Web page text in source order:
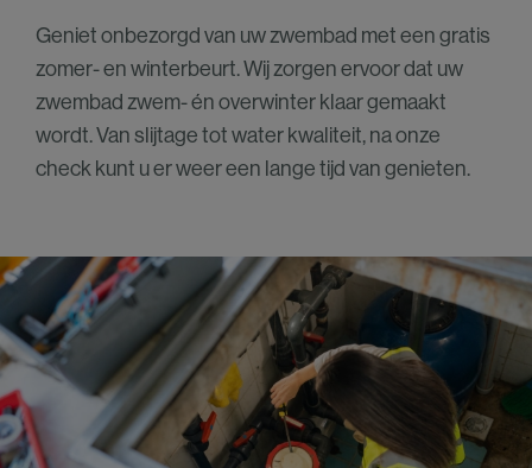
Geniet onbezorgd van uw zwembad met een gratis
zomer- en winterbeurt. Wij zorgen ervoor dat uw
zwembad zwem- én overwinter klaar gemaakt
wordt. Van slijtage tot water kwaliteit, na onze
check kunt u er weer een lange tijd van genieten.